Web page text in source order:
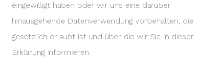
eingewilligt haben oder wir uns eine darüber
hinausgehende Datenverwendung vorbehalten, die
gesetzlich erlaubt ist und über die wir Sie in dieser
Erklärung informieren.